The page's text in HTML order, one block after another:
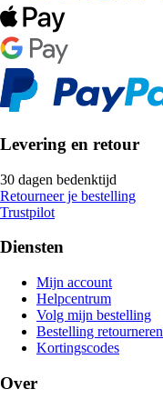
Levering en retour
30 dagen bedenktijd
Retourneer je bestelling
Trustpilot
Diensten
Mijn account
Helpcentrum
Volg mijn bestelling
Bestelling retourneren
Kortingscodes
Over